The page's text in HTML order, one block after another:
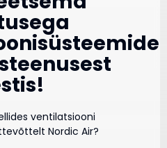
ventilatsiooni
Nordic Air?